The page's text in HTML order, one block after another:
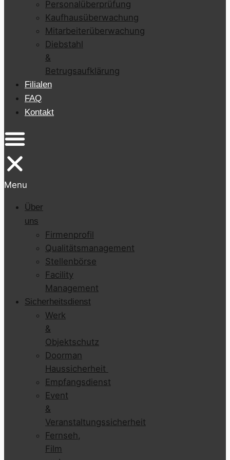
Personalüberprüfung
Kaufhausüberwachung
Mitarbeiterüberwachung
Diebstahl
&
Betrugsaufklärung
Filialen
FAQ
Kontakt
Menu
Über
uns
Firmenprofil
Qualitätsmanagement
Stellenbörse
Facility
Management
Sicherheitsdienst
Werk
&
Objektschutz
Doorman
Haussicherheit
Empfangsdienst
Event
&
Veranstaltungssicherheit
Fernseh,
Film